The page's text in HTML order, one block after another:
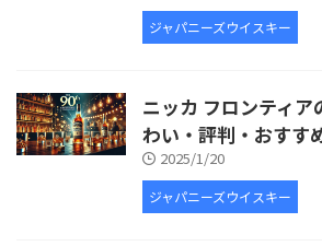
ジャパニーズウイスキー
ニッカ フロンティ
わい・評判・おすす
2025/1/20
ジャパニーズウイスキー